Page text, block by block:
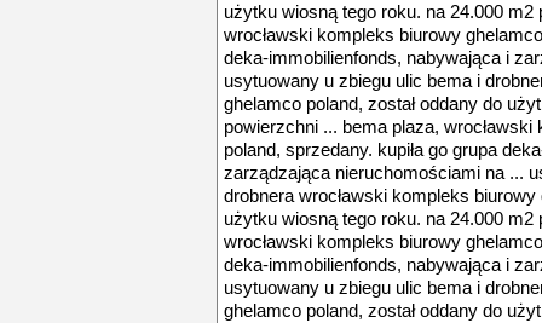
użytku wiosną tego roku. na 24.000 m2
wrocławski kompleks biurowy
deka-immobilienfonds, nabywająca i
usytuowany u zbiegu ulic bema i
ghelamco poland, został oddany do
powierzchni ... bema plaza,
poland, sprzedany. kupiła go grupa
zarządzająca nieruchomościami na ...
drobnera wrocławski kompleks
użytku wiosną tego roku. na 24.000 m2
wrocławski kompleks biurowy
deka-immobilienfonds, nabywająca i
usytuowany u zbiegu ulic bema i
ghelamco poland, został oddany do